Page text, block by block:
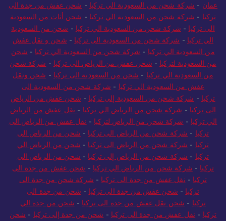
عمان - شركة شحن من السعودية الي تركيا - شحن عفش من جدة الى
تركيا - شركة شحن من السعودية الي تركيا - شحن أثاث من السعودية
الى تركيا - شركة شحن من السعودية الي تركيا - شحن من السعودية
الي تركيا - شركة شحن من السعودية الى تركيا - شحن و نقل عفش
من السعودية الي تركيا - شركة شحن من السعودية الي تركيا - شحن
من السعودية لتركيا - شحن عفش من الرياض الى تركيا - شركة شحن
من السعودية الي تركيا - شحن من السعودية الى تركيا - شحن ونقل
عفش من السعودية الي تركيا - شركة شحن من السعودية الى
تركيا - شركة شحن من السعودية إلى تركيا - شحن عفش من الرياض
الى تركيا - شركة شحن من الرياض الي تركيا - نقل عفش من الرياض
الي تركيا - شركة شحن من الرياض لتركيا - نقل عفش من الرياض الى
تركيا - شركة شحن من الرياض الى تركيا - شحن من الرياض الى
تركيا - شركة شحن من الرياض الى تركيا - شحن من الرياض الي
تركيا - شركة شحن من الرياض إلى تركيا - شحن من الرياض الي
تركيا - شركة شحن من الرياض الي تركيا - شحن عفش من جدة الى
تركيا - نقل عفش من جدة الى تركيا - شركة شحن من جدة الى
تركيا - شحن عفش من جدة الي تركيا - شحن من جدة الى
تركيا - شحن نقل عفش من جدة الى تركيا - شحن من جدة الي
تركيا - نقل عفش من جدة الى تركيا - شحن من جدة إلى تركيا - شحن